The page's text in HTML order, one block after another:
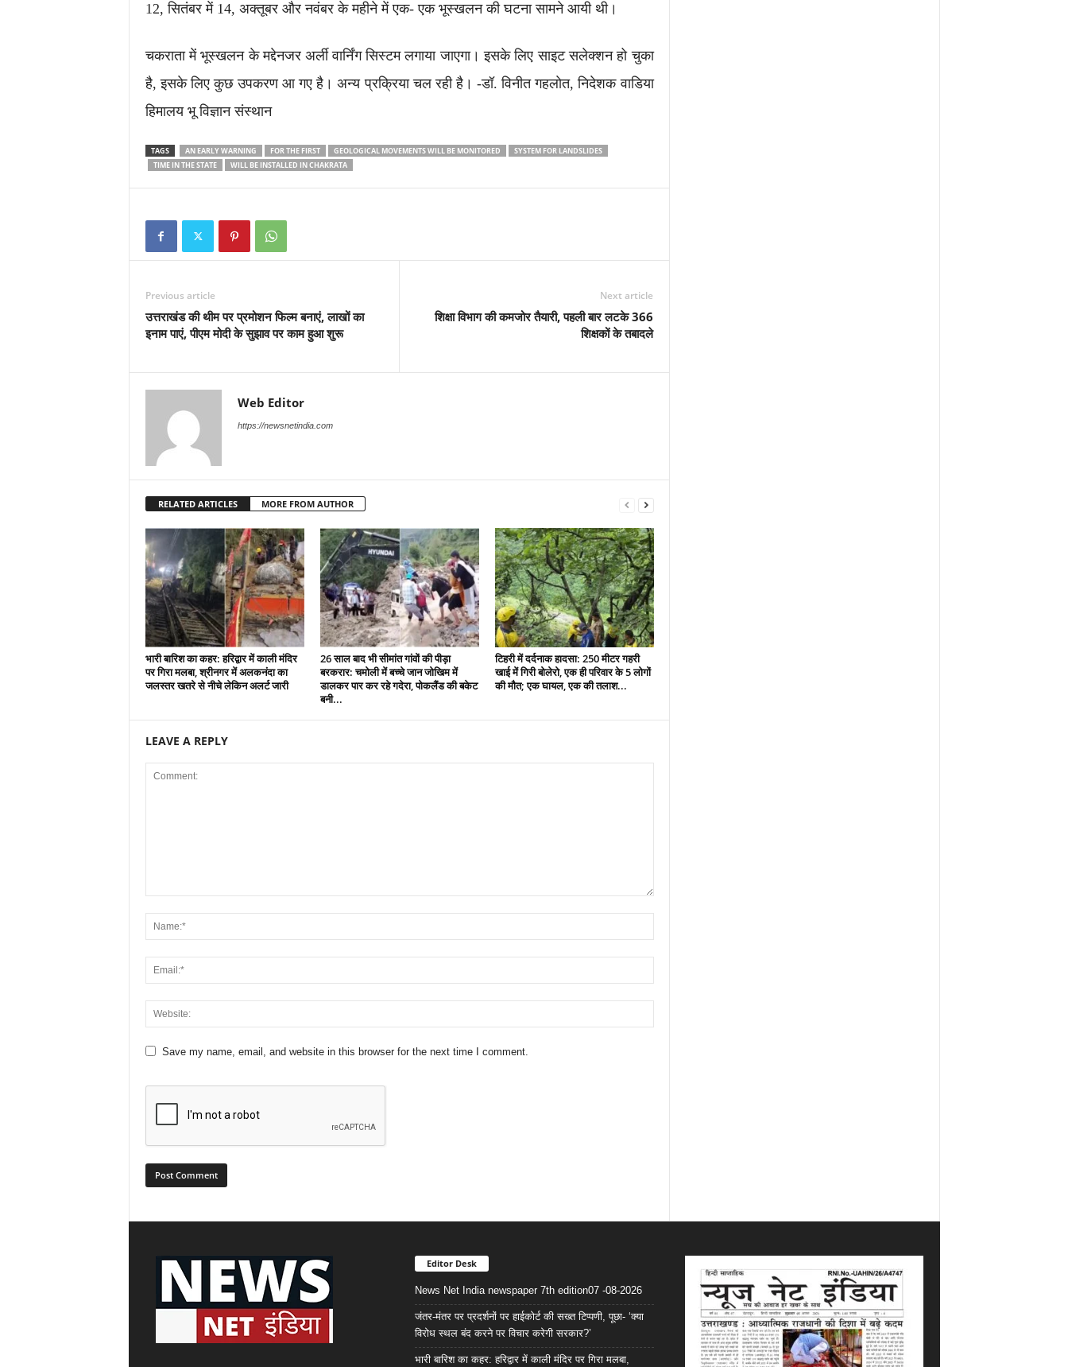
12, सितंबर में 14, अक्तूबर और नवंबर के महीने में एक- एक भूस्खलन की घटना सामने आयी थी।
चकराता में भूस्खलन के मद्देनजर अर्ली वार्निंग सिस्टम लगाया जाएगा। इसके लिए साइट सलेक्शन हो चुका
है, इसके लिए कुछ उपकरण आ गए है। अन्य प्रक्रिया चल रही है। -डॉ. विनीत गहलाेत, निदेशक वाडिया
हिमालय भू विज्ञान संस्थान
TAGS AN EARLY WARNING FOR THE FIRST GEOLOGICAL MOVEMENTS WILL BE MONITORED
SYSTEM FOR LANDSLIDES
TIME IN THE STATE
WILL BE INSTALLED IN CHAKRATA
Previous article
उत्तराखंड की थीम पर प्रमोशन फिल्म बनाएं, लाखों का
इनाम पाएं, पीएम मोदी के सुझाव पर काम हुआ शुरू
Next article
शिक्षा विभाग की कमजोर तैयारी, पहली बार लटके 366
शिक्षकों के तबादले
Web Editor
https://newsnetindia.com
RELATED ARTICLES MORE FROM AUTHOR
भारी बारिश का कहर: हरिद्वार में काली मंदिर
पर गिरा मलबा, श्रीनगर में अलकनंदा का
जलस्तर खतरे से नीचे लेकिन अलर्ट जारी
26 साल बाद भी सीमांत गांवों की पीड़ा
बरकरार: चमोली में बच्चे जान जोखिम में
डालकर पार कर रहे गदेरा, पोकलैंड की बकेट
बनी...
टिहरी में दर्दनाक हादसा: 250 मीटर गहरी
खाई में गिरी बोलेरो, एक ही परिवार के 5 लोगों
की मौत; एक घायल, एक की तलाश...
LEAVE A REPLY
Save my name, email, and website in this browser for the next time I comment.
Editor Desk
News Net India newspaper 7th edition07 -08-2026
जंतर-मंतर पर प्रदर्शनों पर हाईकोर्ट की सख्त टिप्पणी, पूछा- ‘क्या
विरोध स्थल बंद करने पर विचार करेगी सरकार?’
भारी बारिश का कहर: हरिद्वार में काली मंदिर पर गिरा मलबा,